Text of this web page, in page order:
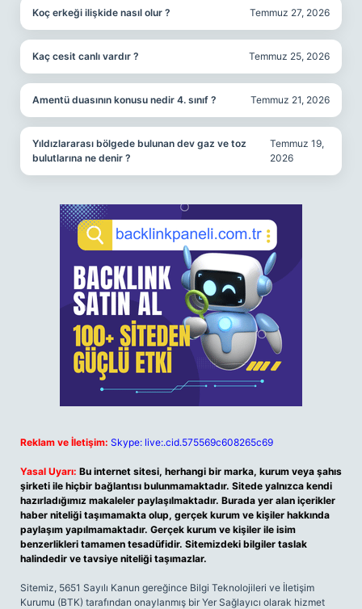
Koç erkeği ilişkide nasıl olur ? Temmuz 27, 2026
Kaç cesit canlı vardır ? Temmuz 25, 2026
Amentü duasının konusu nedir 4. sınıf ? Temmuz 21, 2026
Yıldızlararası bölgede bulunan dev gaz ve toz
bulutlarına ne denir ?
Temmuz 19,
2026
Reklam ve İletişim: Skype: live:.cid.575569c608265c69
Yasal Uyarı: Bu internet sitesi, herhangi bir marka, kurum veya şahıs
şirketi ile hiçbir bağlantısı bulunmamaktadır. Sitede yalnızca kendi
hazırladığımız makaleler paylaşılmaktadır. Burada yer alan içerikler
haber niteliği taşımamakta olup, gerçek kurum ve kişiler hakkında
paylaşım yapılmamaktadır. Gerçek kurum ve kişiler ile isim
benzerlikleri tamamen tesadüfidir. Sitemizdeki bilgiler taslak
halindedir ve tavsiye niteliği taşımazlar.
Sitemiz, 5651 Sayılı Kanun gereğince Bilgi Teknolojileri ve İletişim
Kurumu (BTK) tarafından onaylanmış bir Yer Sağlayıcı olarak hizmet